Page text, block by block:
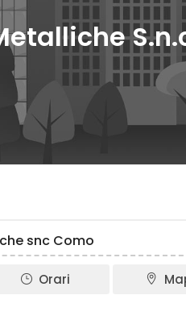
snc Como
Orari